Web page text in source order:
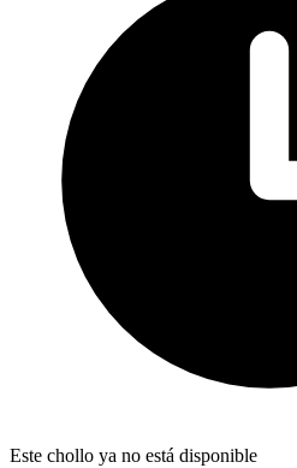
Este chollo ya no está disponible